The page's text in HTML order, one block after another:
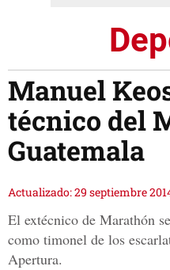
Manuel
técnico del
Guatemala
Actualizado: 29 septiembre
El extécnico de Marathón
como timonel de los
Apertura.